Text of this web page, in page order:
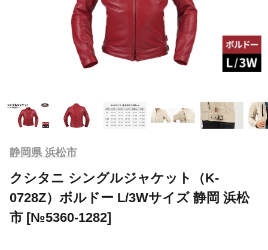
静岡県 浜松市
クシタニ シングルジャケット（K-
0728Z）ボルドー L/3Wサイズ 静岡 浜松
市 [№5360-1282]